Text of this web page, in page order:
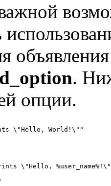
.
опции.
\"Hello, World!\""
\"Hello,